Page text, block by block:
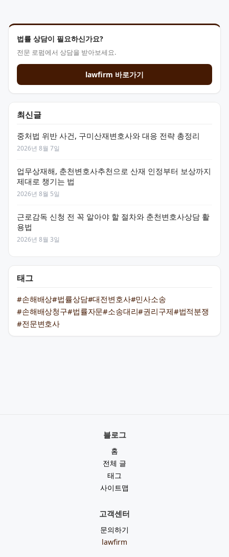
법률 상담이 필요하신가요?
전문 로펌에서 상담을 받아보세요.
lawfirm 바로가기
최신글
중처법 위반 사건, 구미산재변호사와 대응 전략 총정리
2026년 8월 7일
업무상재해, 춘천변호사추천으로 산재 인정부터 보상까지
제대로 챙기는 법
2026년 8월 5일
근로감독 신청 전 꼭 알아야 할 절차와 춘천변호사상담 활
용법
2026년 8월 3일
태그
#손해배상#법률상담#대전변호사#민사소송
#손해배상청구#법률자문#소송대리#권리구제#법적분쟁
#전문변호사
블로그
홈
전체 글
태그
사이트맵
고객센터
문의하기
lawfirm